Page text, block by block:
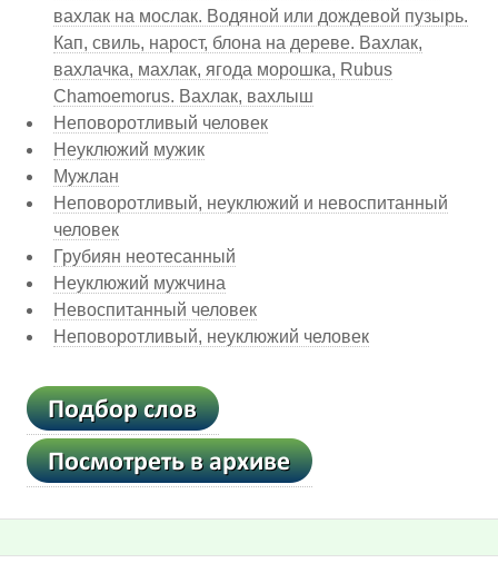
вахлак на мослак. Водяной или дождевой пузырь.
Кап, свиль, нарост, блона на дереве. Вахлак,
вахлачка, махлак, ягода морошка, Rubus
Chamoemorus. Вахлак, вахлыш
Неповоротливый человек
Неуклюжий мужик
Мужлан
Неповоротливый, неуклюжий и невоспитанный
человек
Грубиян неотесанный
Неуклюжий мужчина
Невоспитанный человек
Неповоротливый, неуклюжий человек